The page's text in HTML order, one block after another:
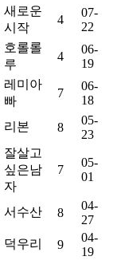
새로운
시작
4
07-
22
호롤롤
루
4
06-
19
레미아
빠
7
06-
18
리본 8
05-
23
잘살고
싶은남
자
7
05-
01
서수산 8
04-
27
덕우리 9
04-
19